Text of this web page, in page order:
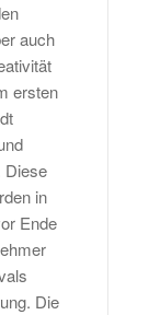
auch
ersten
Diese
in
Ende
Die